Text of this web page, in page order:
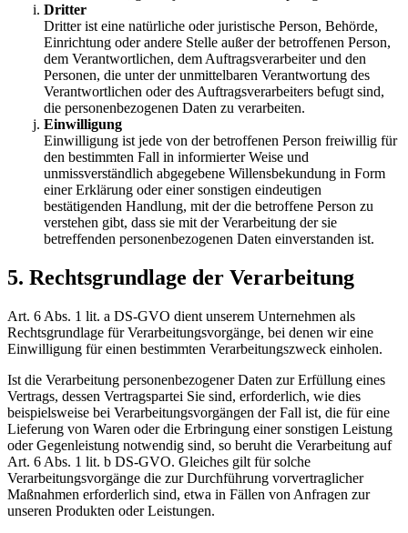
Dritter
Dritter ist eine natürliche oder juristische Person, Behörde,
Einrichtung oder andere Stelle außer der betroffenen Person,
dem Verantwortlichen, dem Auftragsverarbeiter und den
Personen, die unter der unmittelbaren Verantwortung des
Verantwortlichen oder des Auftragsverarbeiters befugt sind,
die personenbezogenen Daten zu verarbeiten.
Einwilligung
Einwilligung ist jede von der betroffenen Person freiwillig für
den bestimmten Fall in informierter Weise und
unmissverständlich abgegebene Willensbekundung in Form
einer Erklärung oder einer sonstigen eindeutigen
bestätigenden Handlung, mit der die betroffene Person zu
verstehen gibt, dass sie mit der Verarbeitung der sie
betreffenden personenbezogenen Daten einverstanden ist.
5. Rechtsgrundlage der Verarbeitung
Art. 6 Abs. 1 lit. a DS-GVO dient unserem Unternehmen als
Rechtsgrundlage für Verarbeitungsvorgänge, bei denen wir eine
Einwilligung für einen bestimmten Verarbeitungszweck einholen.
Ist die Verarbeitung personenbezogener Daten zur Erfüllung eines
Vertrags, dessen Vertragspartei Sie sind, erforderlich, wie dies
beispielsweise bei Verarbeitungsvorgängen der Fall ist, die für eine
Lieferung von Waren oder die Erbringung einer sonstigen Leistung
oder Gegenleistung notwendig sind, so beruht die Verarbeitung auf
Art. 6 Abs. 1 lit. b DS-GVO. Gleiches gilt für solche
Verarbeitungsvorgänge die zur Durchführung vorvertraglicher
Maßnahmen erforderlich sind, etwa in Fällen von Anfragen zur
unseren Produkten oder Leistungen.